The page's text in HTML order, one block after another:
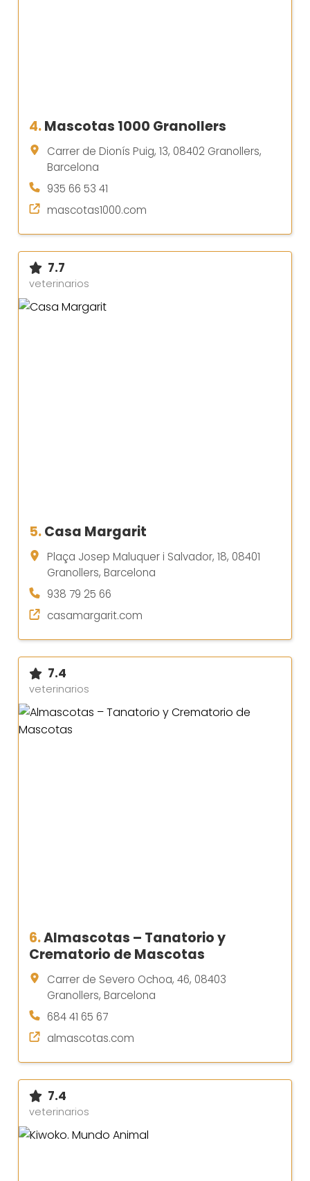
4.Mascotas 1000 Granollers
Carrer de Dionís Puig, 13, 08402 Granollers,
Barcelona
935 66 53 41
mascotas1000.com
7.7
veterinarios
5.Casa Margarit
Plaça Josep Maluquer i Salvador, 18, 08401
Granollers, Barcelona
938 79 25 66
casamargarit.com
7.4
veterinarios
6.Almascotas – Tanatorio y
Crematorio de Mascotas
Carrer de Severo Ochoa, 46, 08403
Granollers, Barcelona
684 41 65 67
almascotas.com
7.4
veterinarios